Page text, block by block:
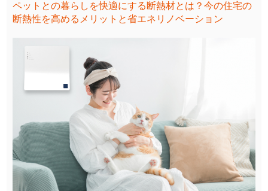
ペットとの暮らしを快適にする断熱材とは？今の住宅の
断熱性を高めるメリットと省エネリノベーション